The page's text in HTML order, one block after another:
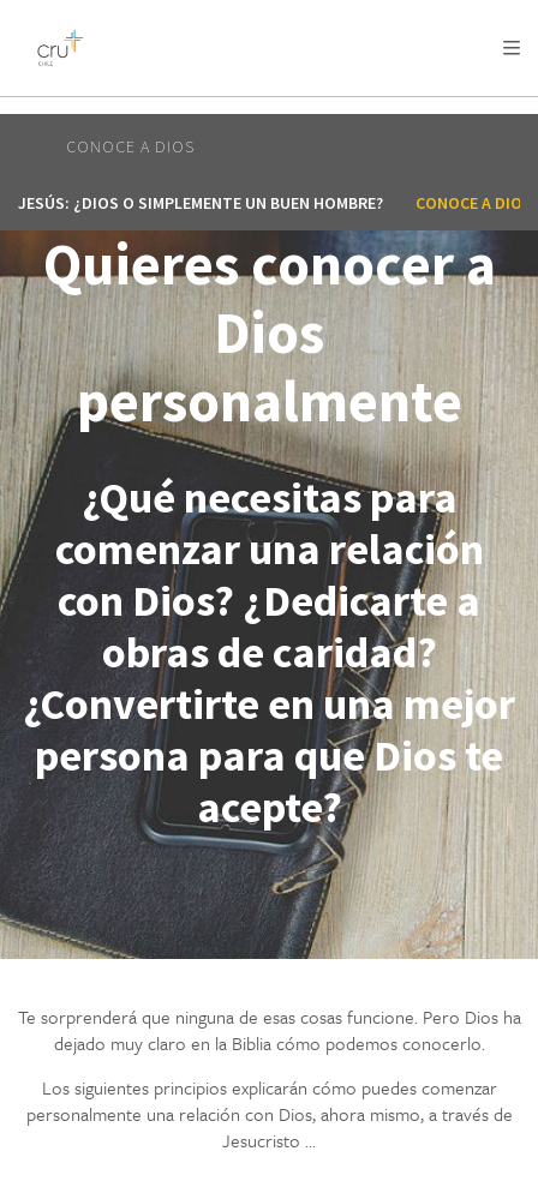
AFRICA
AMERICA / CARIBBEAN
OCEANIA
CONOCE A DIOS
JESÚS: ¿DIOS O SIMPLEMENTE UN BUEN HOMBRE? CONOCE A
Quieres conocer a
Dios
personalmente
¿Qué necesitas para
comenzar una relación
con Dios? ¿Dedicarte a
obras de caridad?
¿Convertirte en una mejor
persona para que Dios te
acepte?
Te sorprenderá que ninguna de esas cosas funcione. Pero Dios ha
dejado muy claro en la Biblia cómo podemos conocerlo.
Los siguientes principios explicarán cómo puedes comenzar
personalmente una relación con Dios, ahora mismo, a través de
Jesucristo ...